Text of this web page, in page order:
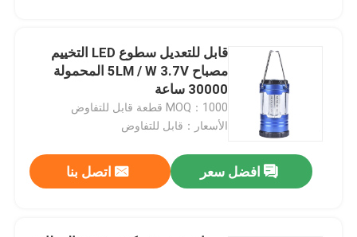
قابل للتعديل سطوع LED التخييم
مصباح 5LM / W 3.7V المحمولة
30000 ساعة
MOQ：1000 قطعة قابل للتفاوض
الأسعار：قابل للتفاوض
افضل سعر اتصل بنا